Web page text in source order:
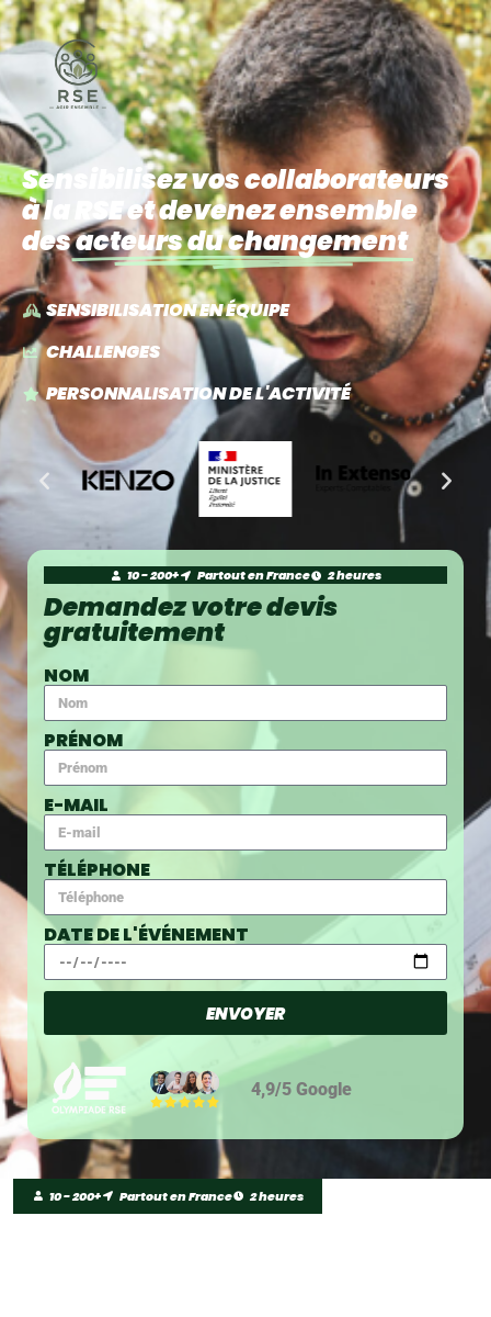
Sensibilisez vos collaborateurs
à la RSE et devenez ensemble
desacteurs du changement
SENSIBILISATION EN ÉQUIPE
CHALLENGES
PERSONNALISATION DE L'ACTIVITÉ
10 - 200+ Partout en France 2 heures
Demandez votre devis
gratuitement
NOM
PRÉNOM
E-MAIL
TÉLÉPHONE
DATE DE L'ÉVÉNEMENT
ENVOYER
4,9/5 Google
10 - 200+ Partout en France 2 heures